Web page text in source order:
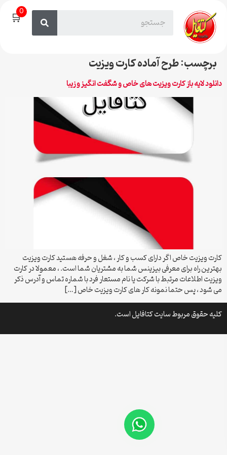
🛒0
برچسب:طرح آماده کارت ویزیت
دانلود لایه باز کارت ویزیت های خاص و شگفت انگیز و زیبا
کارت ویزیت خاص اگر دارای کسب و کار ، شغل و حرفه هستید کارت ویزیت
بهترین راه برای معرفی بیزینس شما به مشتریان شما است. ، معمولا در کارت
ویزیت اطلاعات مرتبط با شرکت یا نام مستعار فرد با شماره تماس و آدرس ذکر
می شود ، پس حتما نمونه کار های کارت ویزیت خاص […]
کلیه حقوق مربوط سایت کتافایل است.